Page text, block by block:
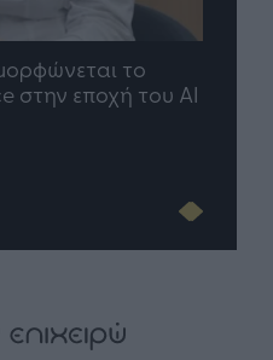
το
στην εποχή του AI